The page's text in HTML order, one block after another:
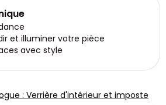
et illuminer votre pièce
avec style
: Verrière d'intérieur et imposte